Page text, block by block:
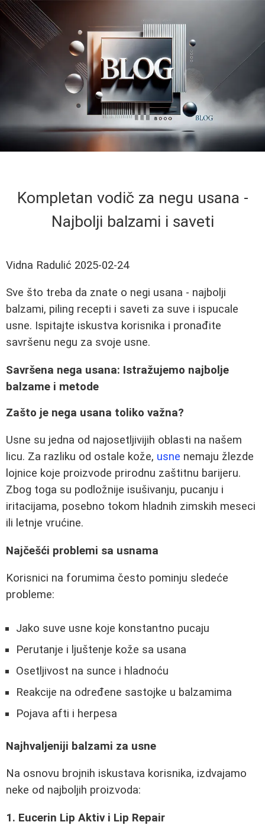
Kompletan vodič za negu usana -
Najbolji balzami i saveti
Vidna Radulić 2025-02-24
Sve što treba da znate o negi usana - najbolji
balzami, piling recepti i saveti za suve i ispucale
usne. Ispitajte iskustva korisnika i pronađite
savršenu negu za svoje usne.
Savršena nega usana: Istražujemo najbolje
balzame i metode
Zašto je nega usana toliko važna?
Usne su jedna od najosetljivijih oblasti na našem
licu. Za razliku od ostale kože, usne nemaju žlezde
lojnice koje proizvode prirodnu zaštitnu barijeru.
Zbog toga su podložnije isušivanju, pucanju i
iritacijama, posebno tokom hladnih zimskih meseci
ili letnje vrućine.
Najčešći problemi sa usnama
Korisnici na forumima često pominju sledeće
probleme:
Jako suve usne koje konstantno pucaju
Perutanje i ljuštenje kože sa usana
Osetljivost na sunce i hladnoću
Reakcije na određene sastojke u balzamima
Pojava afti i herpesa
Najhvaljeniji balzami za usne
Na osnovu brojnih iskustava korisnika, izdvajamo
neke od najboljih proizvoda:
1. Eucerin Lip Aktiv i Lip Repair